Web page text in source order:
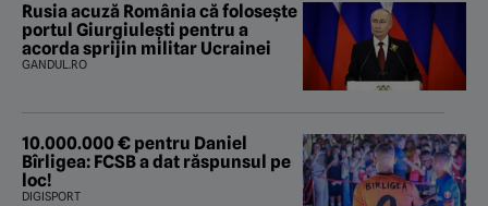
Rusia acuză România că folosește
portul Giurgiulești pentru a
acorda sprijin militar Ucrainei
GANDUL.RO
10.000.000 € pentru Daniel
Bîrligea: FCSB a dat răspunsul pe
loc!
DIGISPORT